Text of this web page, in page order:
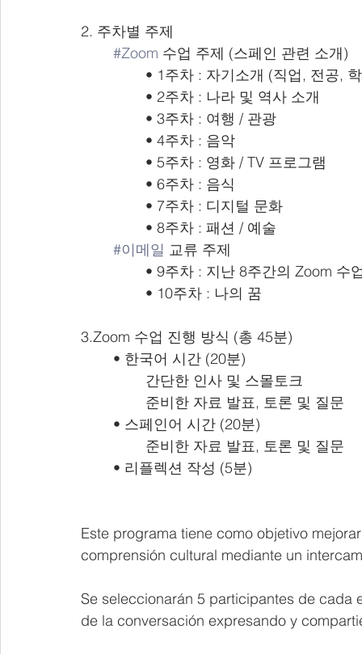
2. 주차별 주제
#Zoom 수업 주제 (스페인 관련 소개)
• 1주차 : 자기소개 (직업, 전공,
• 2주차 : 나라 및 역사 소개
• 3주차 : 여행 / 관광
• 4주차 : 음악
• 5주차 : 영화 / TV 프로그램
• 6주차 : 음식
• 7주차 : 디지털 문화
• 8주차 : 패션 / 예술
#이메일 교류 주제
• 9주차 : 지난 8주간의 Zoom 수
• 10주차 : 나의 꿈
3.Zoom 수업 진행 방식 (총 45분)
• 한국어 시간 (20분)
간단한 인사 및 스몰토크
준비한 자료 발표, 토론 및 질문
• 스페인어 시간 (20분)
준비한 자료 발표, 토론 및 질문
• 리플렉션 작성 (5분)
Este programa tiene como objetivo
comprensión cultural mediante un
Se seleccionarán 5 participantes de
de la conversación expresando y